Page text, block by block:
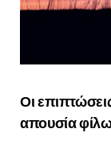
Οι
απουσία